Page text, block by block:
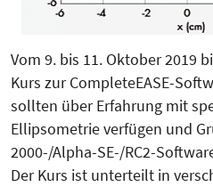
Vom 9. bis 11. Oktober 2019
Kurs zur CompleteEASE-
sollten über Erfahrung mit
Ellipsometrie verfügen und
2000-/Alpha-SE-/RC2-
Der Kurs ist unterteilt in